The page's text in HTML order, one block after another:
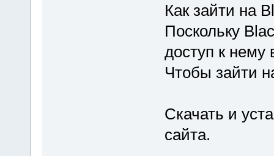
Как зайти на
Поскольку
доступ к нему
Чтобы зайти
Скачать и
сайта.